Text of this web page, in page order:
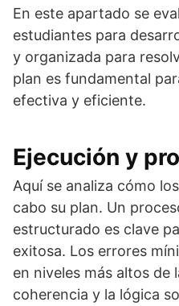
En este apartado se
estudiantes para
y organizada para
plan es fundamental
efectiva y eficiente.
Ejecución y
Aquí se analiza cómo
cabo su plan. Un
estructurado es clave
exitosa. Los errores
en niveles más altos de
coherencia y la lógica